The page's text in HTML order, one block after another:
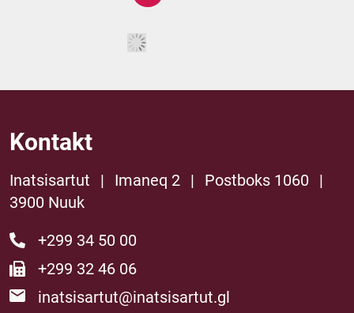
Kontakt
Inatsisartut | Imaneq 2 | Postboks 1060
|
3900 Nuuk
+299 34 50 00
+299 32 46 06
inatsisartut@inatsisartut.gl